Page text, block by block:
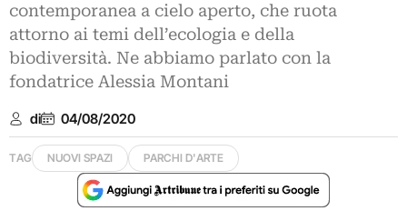
contemporanea a cielo aperto, che ruota
attorno ai temi dell’ecologia e della
biodiversità. Ne abbiamo parlato con la
fondatrice Alessia Montani
di 04/08/2020
TAG NUOVI SPAZI PARCHI D'ARTE